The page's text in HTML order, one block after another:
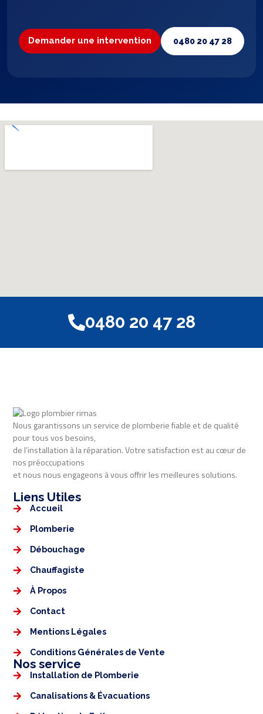
Demander une intervention 0480 20 47 28
0480 20 47 28
Nous garantissons un service de plomberie fiable et de qualité
pour tous vos besoins,
de l’installation à la réparation. Votre satisfaction est au cœur de
nos préoccupations
et nous nous engageons à vous offrir les meilleures solutions.
Liens Utiles​​
Accueil
Plomberie
Débouchage
Chauffagiste
À Propos
Contact
Mentions Légales​
Conditions Générales de Vente
Nos service
Installation de Plomberie
Canalisations & Évacuations